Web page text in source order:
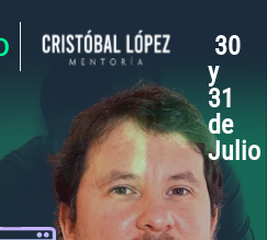
30
y
31
de
Julio